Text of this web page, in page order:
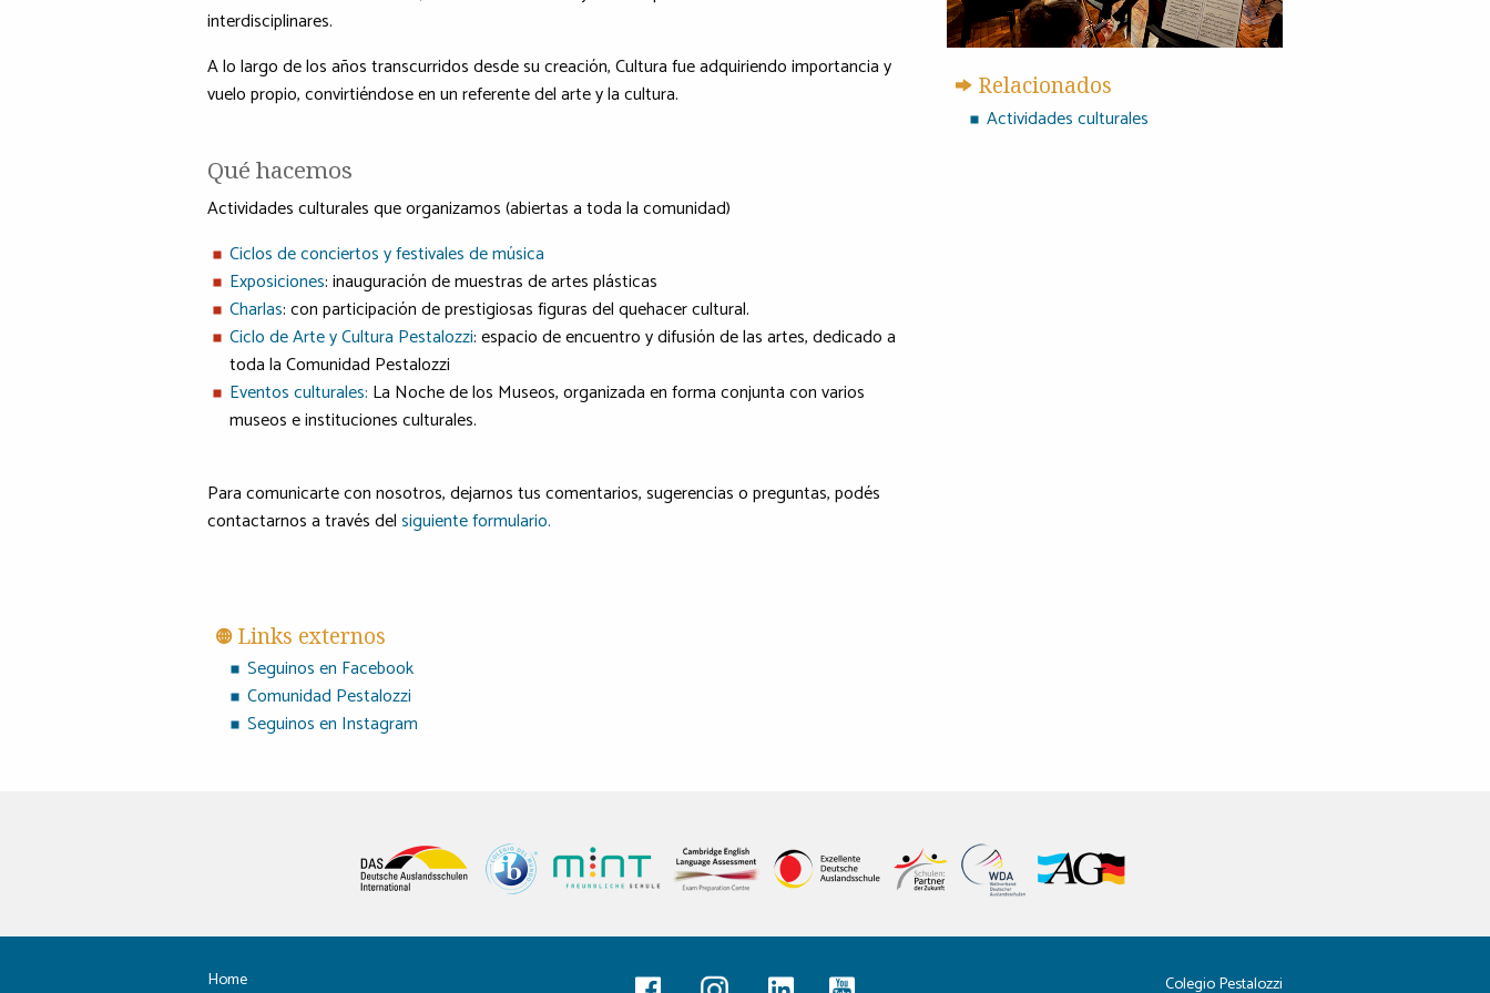
interdisciplinares.
A lo largo de los años transcurridos desde su creación, Cultura fue adquiriendo importancia y
vuelo propio, convirtiéndose en un referente del arte y la cultura.
Qué hacemos
Actividades culturales que organizamos (abiertas a toda la comunidad)
Ciclos de conciertos y festivales de música
Exposiciones: inauguración de muestras de artes plásticas
Charlas: con participación de prestigiosas figuras del quehacer cultural.
Ciclo de Arte y Cultura Pestalozzi: espacio de encuentro y difusión de las artes, dedicado a
toda la Comunidad Pestalozzi
Eventos culturales: La Noche de los Museos, organizada en forma conjunta con varios
museos e instituciones culturales.
Para comunicarte con nosotros, dejarnos tus comentarios, sugerencias o preguntas, podés
contactarnos a través delsiguiente formulario.
Relacionados
Actividades culturales
Links externos
Seguinos en Facebook
Comunidad Pestalozzi
Seguinos en Instagram
Home Colegio Pestalozzi